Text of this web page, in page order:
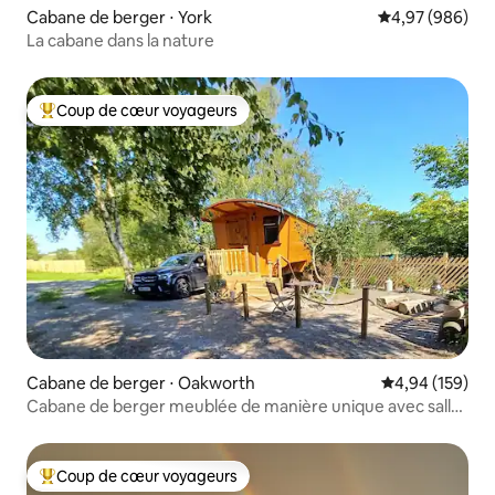
Cabane de berger ⋅ York Évaluation
4,97 (986)
La cabane dans la nature
Coups de cœur voyageurs les plus appréciés
Coup de cœur voyageurs
Cabane de berger ⋅ Oakworth Évaluation
4,94 (159)
Cabane de berger meublée de manière unique avec salle
Coups de cœur voyageurs les plus appréciés
Coup de cœur voyageurs